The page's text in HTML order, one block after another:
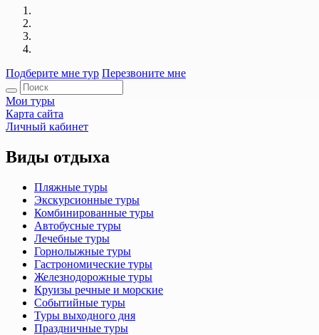
Подберите мне тур Перезвоните мне
Мои туры
Карта сайта
Личный кабинет
Виды отдыха
Пляжные туры
Экскурсионные туры
Комбинированные туры
Автобусные туры
Лечебные туры
Горнолыжные туры
Гастрономические туры
Железнодорожные туры
Круизы речные и морские
Событийные туры
Туры выходного дня
Праздничные туры